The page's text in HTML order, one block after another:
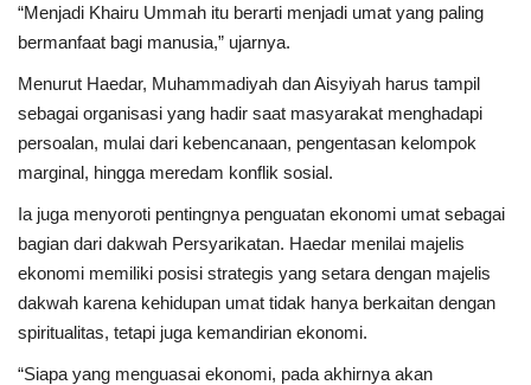
“Menjadi Khairu Ummah itu berarti menjadi umat yang paling
bermanfaat bagi manusia,” ujarnya.
Menurut Haedar, Muhammadiyah dan Aisyiyah harus tampil
sebagai organisasi yang hadir saat masyarakat menghadapi
persoalan, mulai dari kebencanaan, pengentasan kelompok
marginal, hingga meredam konflik sosial.
Ia juga menyoroti pentingnya penguatan ekonomi umat sebagai
bagian dari dakwah Persyarikatan. Haedar menilai majelis
ekonomi memiliki posisi strategis yang setara dengan majelis
dakwah karena kehidupan umat tidak hanya berkaitan dengan
spiritualitas, tetapi juga kemandirian ekonomi.
“Siapa yang menguasai ekonomi, pada akhirnya akan